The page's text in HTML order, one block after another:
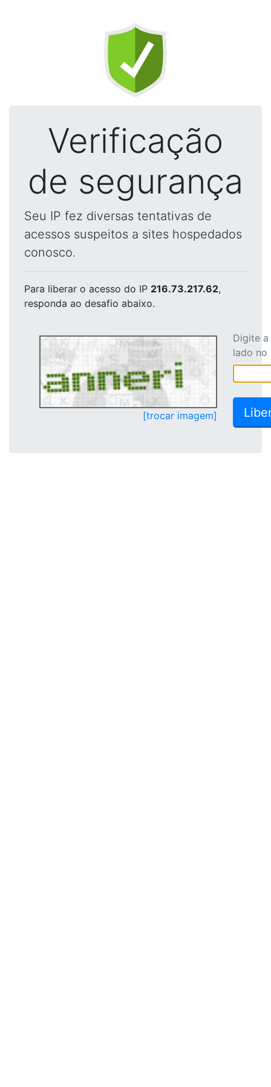
Verificação
de segurança
Seu IP fez diversas tentativas de
acessos suspeitos a sites hospedados
conosco.
Para liberar o acesso do IP 216.73.217.62,
responda ao desafio abaixo.
[trocar imagem]
Digite
lado no